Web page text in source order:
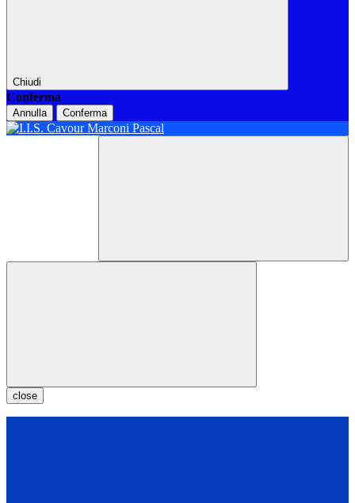
Chiudi
Conferma
Annulla Conferma
close